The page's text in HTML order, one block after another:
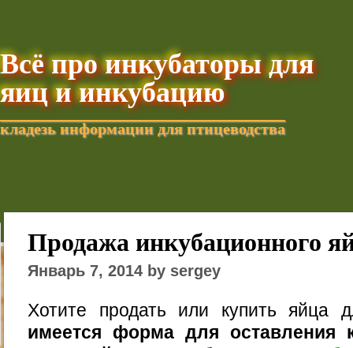
Всё про инкубаторы для
яиц и инкубацию
кладезь информации для птицеводства
Добавить текущую
Продажа инкубационного
Январь 7, 2014 by sergey
Хотите продать или купить яйца
имеется форма для оставления